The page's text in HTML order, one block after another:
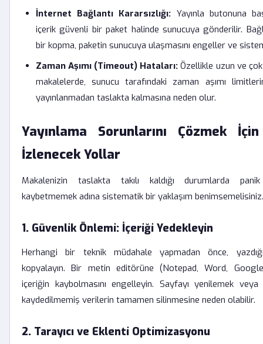
İnternet Bağlantı Kararsızlığı: Yayınla butonuna
içerik güvenli bir paket halinde sunucuya gönderilir.
bir kopma, paketin sunucuya ulaşmasını engeller ve
Zaman Aşımı (Timeout) Hataları: Özellikle uzun ve
makalelerde, sunucu tarafındaki zaman aşımı
yayınlanmadan taslakta kalmasına neden olur.
Yayınlama Sorunlarını Çözmek
İzlenecek Yollar
Makalenizin taslakta takılı kaldığı durumlarda
kaybetmemek adına sistematik bir yaklaşım benimsemelisiniz.
1. Güvenlik Önlemi: İçeriği Yedekleyin
Herhangi bir teknik müdahale yapmadan önce,
kopyalayın. Bir metin editörüne (Notepad, Word,
içeriğin kaybolmasını engelleyin. Sayfayı yenilemek veya
kaydedilmemiş verilerin tamamen silinmesine neden olabilir.
2. Tarayıcı ve Eklenti Optimizasyonu